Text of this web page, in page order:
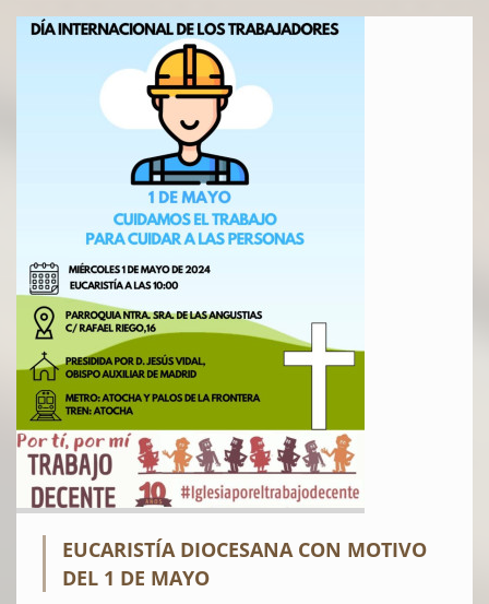
EUCARISTÍA DIOCESANA CON MOTIVO
DEL 1 DE MAYO